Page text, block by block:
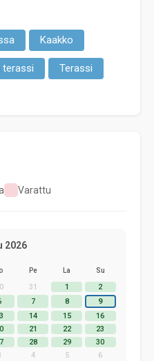
Kaakko
terassi Terassi
Varattu
2026
Pe La Su
31 1
2
7 8
9
14 15
16
21 22
23
28 29
30
4 5 6